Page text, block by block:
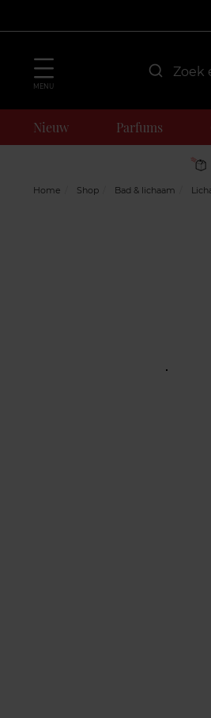
MENU
Nieuw Parfums
Home Shop Bad & lichaam